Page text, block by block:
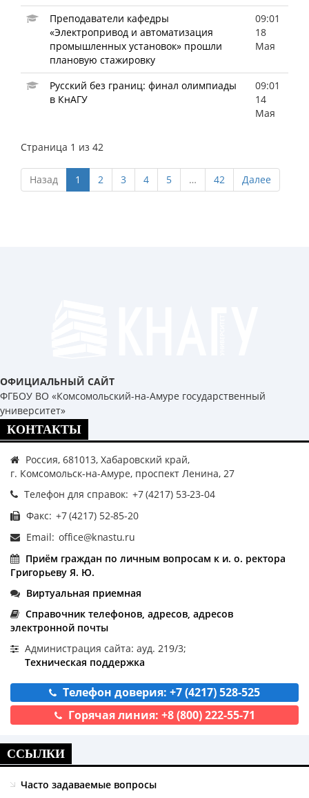
Преподаватели кафедры
«Электропривод и автоматизация
промышленных установок» прошли
плановую стажировку
09:01
18
Мая
Русский без границ: финал олимпиады
в КнАГУ
09:01
14
Мая
Страница 1 из 42
Назад 1 2 3 4 5 … 42 Далее
ОФИЦИАЛЬНЫЙ САЙТ
ФГБОУ ВО «Комсомольский-на-Амуре государственный
университет»
КОНТАКТЫ
Россия, 681013, Хабаровский край,
г. Комсомольск-на-Амуре, проспект Ленина, 27
Телефон для справок:
Факс:
Email:
Приём граждан по личным вопросам к и. о. ректора
Григорьеву Я. Ю.
Виртуальная приемная
Справочник телефонов, адресов, адресов
электронной почты
Администрация сайта: ауд. 219/3;
Техническая поддержка
Телефон доверия: +7 (4217) 528-525
Горячая линия: +8 (800) 222-55-71
ССЫЛКИ
Часто задаваемые вопросы